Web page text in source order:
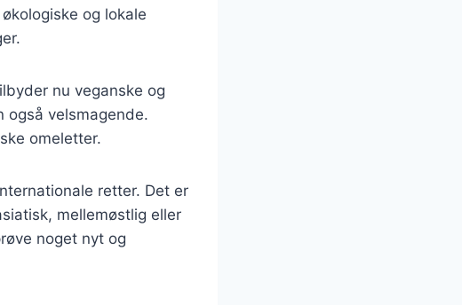
og lokale
nu veganske og
også velsmagende.
omeletter.
retter. Det er
mellemøstlig eller
noget nyt og